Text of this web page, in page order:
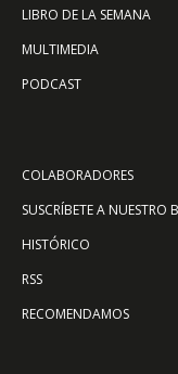
LIBRO DE LA SEMANA
MULTIMEDIA
PODCAST
COLABORADORES
SUSCRÍBETE A NUESTRO
HISTÓRICO
RSS
RECOMENDAMOS